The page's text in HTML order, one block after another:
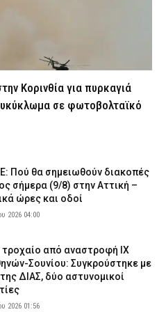
Σίνδο Θεσσαλονίκης – Ισχυρή
βία
πλοίου με 26 επιβάτες
ανήκει η σορός – Από
Κορινθία για πυρκαγιά
σε φωτοβολταϊκό
Πού θα σημειωθούν διακοπές
σήμερα (9/8) στην Αττική –
ώρες και οδοί
2026 04:00
από αναστροφή ΙΧ
Σουνίου: Συγκρούστηκε με
ΔΙΑΣ, δύο αστυνομικοί
2026 01:56